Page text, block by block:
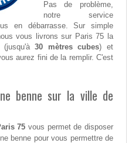
Pas de problème,
notre service
en débarrasse. Sur simple
vous livrons sur Paris 75 la
(jusqu'à30 mètres cubes) et
aurez fini de la remplir. C'est
benne sur la ville de
75 vous permet de disposer
benne pour vous permettre de